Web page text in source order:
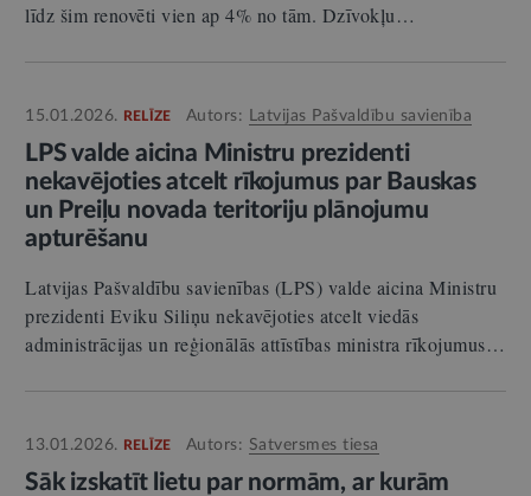
līdz šim renovēti vien ap 4% no tām. Dzīvokļu…
15.01.2026. RELĪZE Autors: Latvijas Pašvaldību savienība
LPS valde aicina Ministru prezidenti
nekavējoties atcelt rīkojumus par Bauskas
un Preiļu novada teritoriju plānojumu
apturēšanu
Latvijas Pašvaldību savienības (LPS) valde aicina Ministru
prezidenti Eviku Siliņu nekavējoties atcelt viedās
administrācijas un reģionālās attīstības ministra rīkojumus…
13.01.2026. RELĪZE Autors: Satversmes tiesa
Sāk izskatīt lietu par normām, ar kurām